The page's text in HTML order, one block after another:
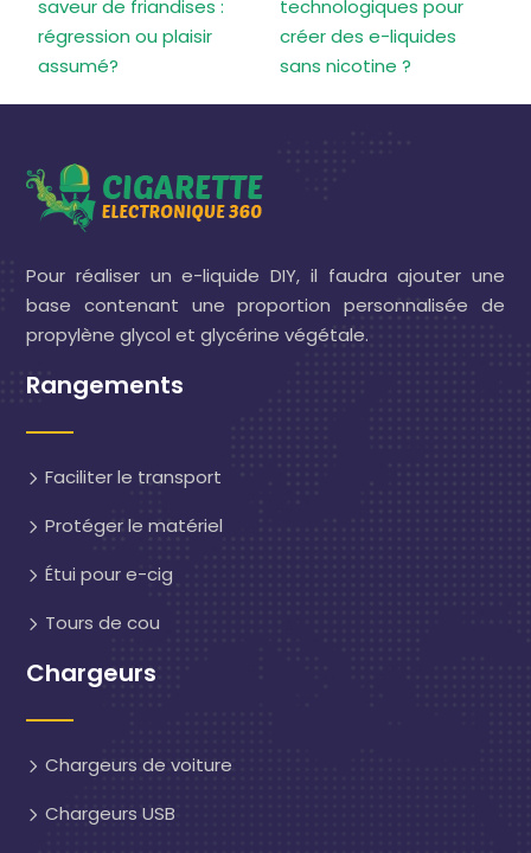
saveur de friandises :
régression ou plaisir
assumé?
technologiques pour
créer des e-liquides
sans nicotine ?
Pour réaliser un e-liquide DIY, il faudra ajouter une
base contenant une proportion personnalisée de
propylène glycol et glycérine végétale.
Rangements
Faciliter le transport
Protéger le matériel
Étui pour e-cig
Tours de cou
Chargeurs
Chargeurs de voiture
Chargeurs USB